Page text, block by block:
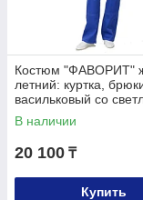
Костюм "ФАВОРИТ"
летний: куртка,
васильковый со
серым
В наличии
20 100 ₸
Купить